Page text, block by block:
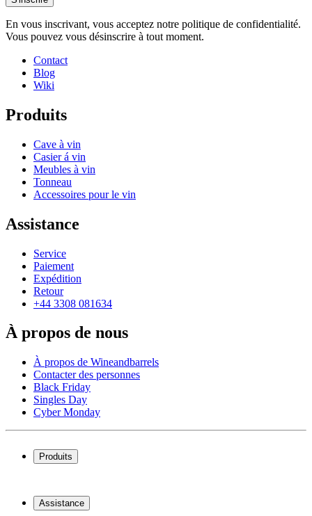
Créez votre propre installation avec ces modules grâce à notre outil
Profondeur (cm)
En vous inscrivant, vous acceptez notre politique de confidentialité.
Vous pouvez vous désinscrire à tout moment.
Contact
Blog
Wiki
Produits
Cave à vin
Casier á vin
Meubles à vin
Tonneau
Accessoires pour le vin
Assistance
Service
Paiement
Expédition
Retour
+44 3308 081634
À propos de nous
À propos de Wineandbarrels
Contacter des personnes
Black Friday
Singles Day
Cyber Monday
Produits
Casier á vin
Meubles à vin
Assistance